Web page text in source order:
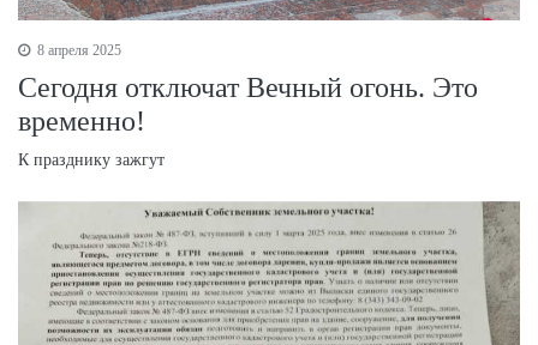
8 апреля 2025
Сегодня отключат Вечный огонь. Это
временно!
К празднику зажгут